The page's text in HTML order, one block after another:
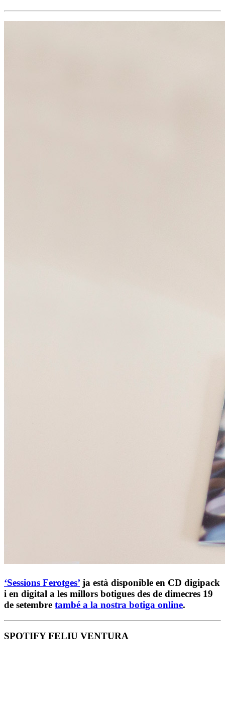
‘Sessions Ferotges’ ja està disponible en CD digipack
i en digital a les millors botigues des de dimecres 19
de setembre també a la nostra botiga online.
SPOTIFY FELIU VENTURA